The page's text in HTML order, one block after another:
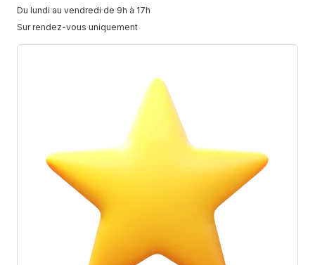
Du lundi au vendredi de 9h à 17h
Sur rendez-vous uniquement